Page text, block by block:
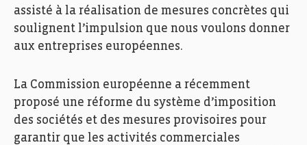
assisté à la réalisation de mesures concrètes qui
soulignent l’impulsion que nous voulons donner
aux entreprises européennes.
La Commission européenne a récemment
proposé une réforme du système d’imposition
des sociétés et des mesures provisoires pour
garantir que les activités commerciales